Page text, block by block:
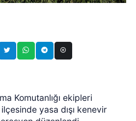
Komutanlığı ekipleri
yasa dışı kenevir